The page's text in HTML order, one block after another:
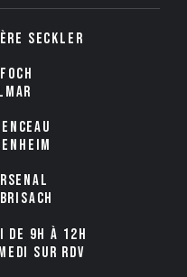
Seckler
de 9h à 12h
sur rdv